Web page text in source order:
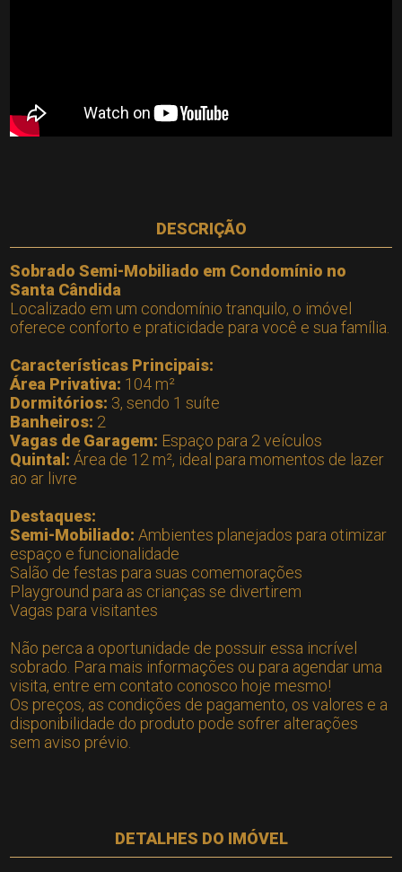
DESCRIÇÃO
Sobrado Semi-Mobiliado em Condomínio no
Santa Cândida
Localizado em um condomínio tranquilo, o imóvel
oferece conforto e praticidade para você e sua família.
Características Principais:
Área Privativa: 104 m²
Dormitórios: 3, sendo 1 suíte
Banheiros: 2
Vagas de Garagem: Espaço para 2 veículos
Quintal: Área de 12 m², ideal para momentos de lazer
ao ar livre
Destaques:
Semi-Mobiliado: Ambientes planejados para otimizar
espaço e funcionalidade
Salão de festas para suas comemorações
Playground para as crianças se divertirem
Vagas para visitantes
Não perca a oportunidade de possuir essa incrível
sobrado. Para mais informações ou para agendar uma
visita, entre em contato conosco hoje mesmo!
Os preços, as condições de pagamento, os valores e a
disponibilidade do produto pode sofrer alterações
sem aviso prévio.
DETALHES DO IMÓVEL